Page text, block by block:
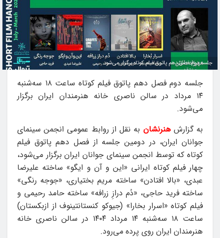
جلسه دوم فصل دهم پاتوق فیلم کوتاه برگزار می‌شود
جلسه دوم فصل دهم پاتوق فیلم کوتاه ساعت ۱۸ سه‌شنبه
۱۴ مرداد در سالن ناصری خانه هنرمندان ایران برگزار
می‌شود.
به گزارشهنرنشان به نقل از روابط عمومی انجمن سینمای
جوانان ایران، در دومین جلسه از فصل دهم پاتوق فیلم
کوتاه که توسط انجمن سینمای جوانان ایران برگزار می‌شود،
چهار فیلم کوتاه ایرانی «این و آن و ایگو» ساخته علیرضا
عبدی، «بالا افتادن» ساخته مریم بختیاری، «جوجه رنگی»
ساخته فرید حاجی، «دُم درازِ زرافه» ساخته حامد رحیمی و
فیلم کوتاه «اسرار بخارا» (جیوکو کنستانتینوف از ازبکستان)
ساعت ۱۸ سه‌شنبه ۱۴ مرداد ۱۴۰۴ در سالن ناصری خانه
هنرمندان ایران روی پرده می‌رود.